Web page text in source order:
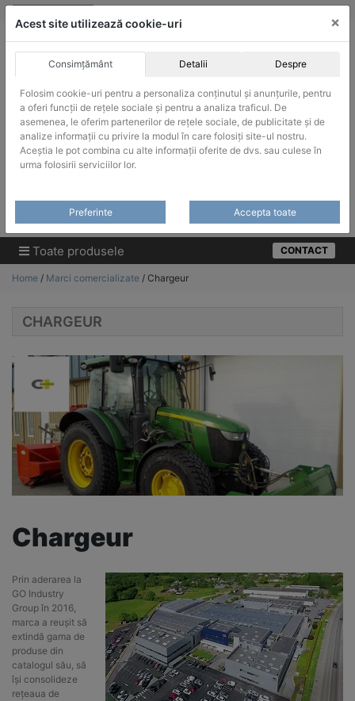
Skip
ACHIZITII PUBLICE
Produsele pot fi achizitionate si in sistemul SEAP / SICAP
Products
Toate produsele CONTACT
Home / Marci comercializate / Chargeur
CHARGEUR
Chargeur
Prin aderarea la
GO Industry
Group în 2016,
marca a reușit să
extindă gama de
produse din
catalogul său, să
își consolideze
rețeaua de
Acest site utilizează cookie-uri ×
Consimțământ Detalii Despre
Folosim cookie-uri pentru a personaliza conținutul și anunțurile, pentru
a oferi funcții de rețele sociale și pentru a analiza traficul. De
asemenea, le oferim partenerilor de rețele sociale, de publicitate și de
analize informații cu privire la modul în care folosiți site-ul nostru.
Aceștia le pot combina cu alte informații oferite de dvs. sau culese în
urma folosirii serviciilor lor.
Preferinte Accepta toate